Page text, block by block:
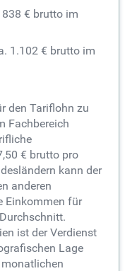
€ brutto im
1.102 € brutto im
den Tariflohn zu
Fachbereich
€ brutto pro
kann der
anderen
Einkommen für
ist der Verdienst
Lage